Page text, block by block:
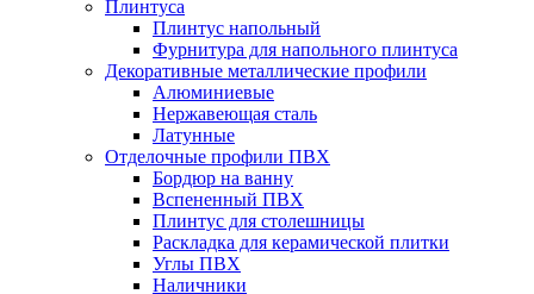
Плинтуса
Плинтус напольный
Фурнитура для напольного плинтуса
Декоративные металлические профили
Алюминиевые
Нержавеющая сталь
Латунные
Отделочные профили ПВХ
Бордюр на ванну
Вспененный ПВХ
Плинтус для столешницы
Раскладка для керамической плитки
Углы ПВХ
Наличники